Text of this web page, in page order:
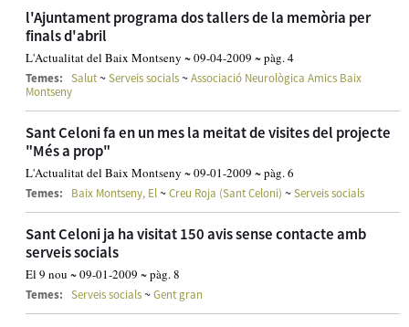
l'Ajuntament programa dos tallers de la memòria per
finals d'abril
L'Actualitat del Baix Montseny ~ 09-04-2009 ~ pàg. 4
Temes: Salut~Serveis socials~Associació Neurològica Amics Baix
Montseny
Sant Celoni fa en un mes la meitat de visites del projecte
"Més a prop"
L'Actualitat del Baix Montseny ~ 09-01-2009 ~ pàg. 6
Temes: Baix Montseny, El~Creu Roja (Sant Celoni) ~Serveis socials
Sant Celoni ja ha visitat 150 avis sense contacte amb
serveis socials
El 9 nou ~ 09-01-2009 ~ pàg. 8
Temes: Serveis socials~Gent gran